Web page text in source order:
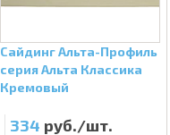
Сайдинг Альта-Профиль
серия Альта Классика
Кремовый
334 руб./шт.